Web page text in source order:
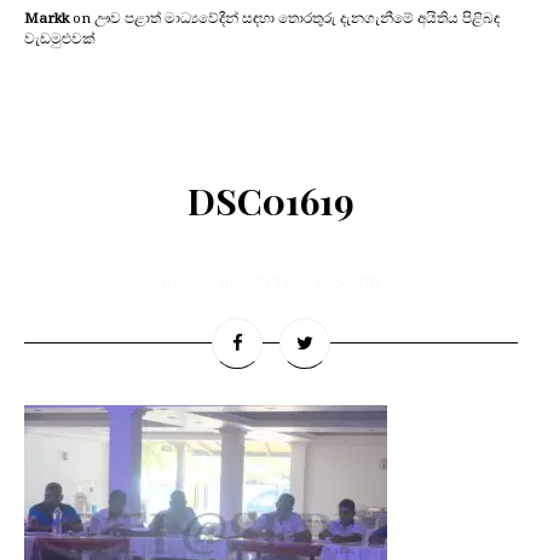
Markkon ඌව පළාත් මාධ්‍යවේදීන් සඳහා තොරතුරු දැනගැනීමේ අයිතිය පිළිබඳ
වැඩමුළුවක්
DSC01619